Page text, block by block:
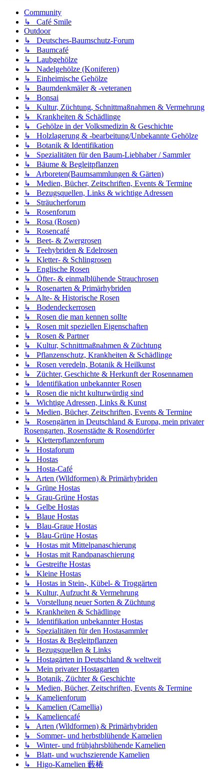
Community
↳ Café Smile
Outdoor
↳ Deutsches-Baumschutz-Forum
↳ Baumcafé
↳ Laubgehölze
↳ Nadelgehölze (Koniferen)
↳ Einheimische Gehölze
↳ Baumdenkmäler & -veteranen
↳ Bonsai
↳ Kultur, Züchtung, Schnittmaßnahmen & Vermehrung
↳ Krankheiten & Schädlinge
↳ Gehölze in der Volksmedizin & Geschichte
↳ Holzlagerung & -bearbeitung/Unbekannte Gehölze
↳ Botanik & Identifikation
↳ Spezialitäten für den Baum-Liebhaber / Sammler
↳ Bäume & Begleitpflanzen
↳ Arboreten(Baumsammlungen & Gärten)
↳ Medien, Bücher, Zeitschriften, Events & Termine
↳ Bezugsquellen, Links & wichtige Adressen
↳ Sträucherforum
↳ Rosenforum
↳ Rosa (Rosen)
↳ Rosencafé
↳ Beet- & Zwergrosen
↳ Teehybriden & Edelrosen
↳ Kletter- & Schlingrosen
↳ Englische Rosen
↳ Öfter- & einmalblühende Strauchrosen
↳ Rosenarten & Primärhybriden
↳ Alte- & Historische Rosen
↳ Bodendeckerrosen
↳ Rosen die man kennen sollte
↳ Rosen mit speziellen Eigenschaften
↳ Rosen & Partner
↳ Kultur, Schnittmaßnahmen & Züchtung
↳ Pflanzenschutz, Krankheiten & Schädlinge
↳ Rosen veredeln, Botanik & Heilkunst
↳ Züchter, Geschichte & Herkunft der Rosennamen
↳ Identifikation unbekannter Rosen
↳ Rosen die nicht kulturwürdig sind
↳ Wichtige Adressen, Links & Kunst
↳ Medien, Bücher, Zeitschriften, Events & Termine
↳ Rosengärten in Deutschland & Europa, mein privater
Rosengarten, Rosenstädte & Rosendörfer
↳ Kletterpflanzenforum
↳ Hostaforum
↳ Hostas
↳ Hosta-Café
↳ Arten (Wildformen) & Primärhybriden
↳ Grüne Hostas
↳ Grau-Grüne Hostas
↳ Gelbe Hostas
↳ Blaue Hostas
↳ Blau-Graue Hostas
↳ Blau-Grüne Hostas
↳ Hostas mit Mittelpanaschierung
↳ Hostas mit Randpanaschierung
↳ Gestreifte Hostas
↳ Kleine Hostas
↳ Hostas in Stein-, Kübel- & Troggärten
↳ Kultur, Aufzucht & Vermehrung
↳ Vorstellung neuer Sorten & Züchtung
↳ Krankheiten & Schädlinge
↳ Identifikation unbekannter Hostas
↳ Spezialitäten für den Hostasammler
↳ Hostas & Begleitpflanzen
↳ Bezugsquellen & Links
↳ Hostagärten in Deutschland & weltweit
↳ Mein privater Hostagarten
↳ Botanik, Züchter & Geschichte
↳ Medien, Bücher, Zeitschriften, Events & Termine
↳ Kamelienforum
↳ Kamelien (Camellia)
↳ Kameliencafé
↳ Arten (Wildformen) & Primärhybriden
↳ Sommer- und herbstblühende Kamelien
↳ Winter- und frühjahrsblühende Kamelien
↳ Blatt- und wuchszierende Kamelien
↳ Higo-Kamelien 藪椿